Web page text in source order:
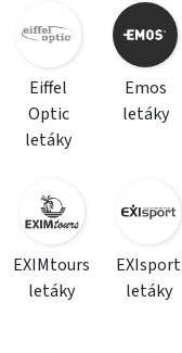
Eiffel
Optic
letáky
Emos
letáky
EXIMtours
letáky
EXIsport
letáky